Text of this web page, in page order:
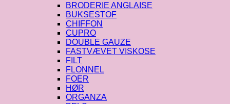
BRODERIE ANGLAISE
BUKSESTOF
CHIFFON
CUPRO
DOUBLE GAUZE
FASTVÆVET VISKOSE
FILT
FLONNEL
FOER
HØR
ORGANZA